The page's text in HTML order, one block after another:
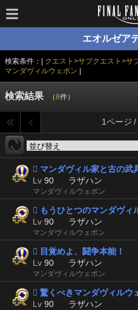
エオルゼア
検索条件：| クエスト>サブクエスト>サ
マンダヴィルウェポン
検索結果 （8件）
1ページ
 マンダヴィル家と古の武
Lv 90 ラザハン
マンダヴィルウェポン
 もうひとつのマンダヴィ
Lv 90 ラザハン
マンダヴィルウェポン
 目覚めよ、闘争本能！
Lv 90 ラザハン
マンダヴィルウェポン
 驚くべきマンダヴィルウ
Lv 90 ラザハン